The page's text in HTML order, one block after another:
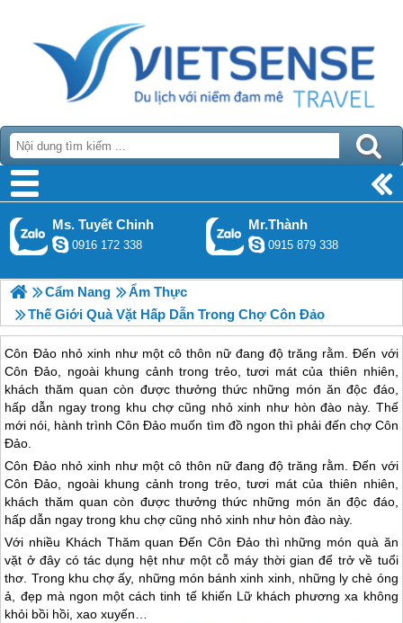
Ms. Tuyết Chinh
0916 172 338
Mr.Thành
0915 879 338
Cẩm Nang
Ẩm Thực
Thế Giới Quà Vặt Hấp Dẫn Trong Chợ Côn Đảo
Côn Đảo nhỏ xinh như một cô thôn nữ đang độ trăng rằm. Đến với
Côn Đảo, ngoài khung cảnh trong trẻo, tươi mát của thiên nhiên,
khách thăm quan còn được thưởng thức những món ăn độc đáo,
hấp dẫn ngay trong khu chợ cũng nhỏ xinh như hòn đào này. Thế
mới nói, hành trình Côn Đảo muốn tìm đồ ngon thì phải đến chợ Côn
Đảo.
Côn Đảonhỏ xinh như một cô thôn nữ đang độ trăng rằm. Đến với
Côn Đảo, ngoài khung cảnh trong trẻo, tươi mát của thiên nhiên,
khách thăm quan còn được thưởng thức những món ăn độc đáo,
hấp dẫn ngay trong khu chợ cũng nhỏ xinh như hòn đào này.
Với nhiều Khách Thăm quan Đến Côn Đảothì những món quà ăn
vặt ở đây có tác dụng hệt như một cỗ máy thời gian để trở về tuổi
thơ. Trong khu chợ ấy, những món bánh xinh xinh, những ly chè óng
ả, đẹp mà ngon một cách tinh tế khiến Lữ khách phương xa không
khỏi bồi hồi, xao xuyến…